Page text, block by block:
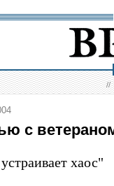
//
с
хаос"